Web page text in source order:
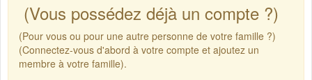
(Vous possédez déjà un compte ?)
(Pour vous ou pour une autre personne de votre famille ?)
(Connectez-vous d'abord à votre compte et ajoutez un
membre à votre famille).